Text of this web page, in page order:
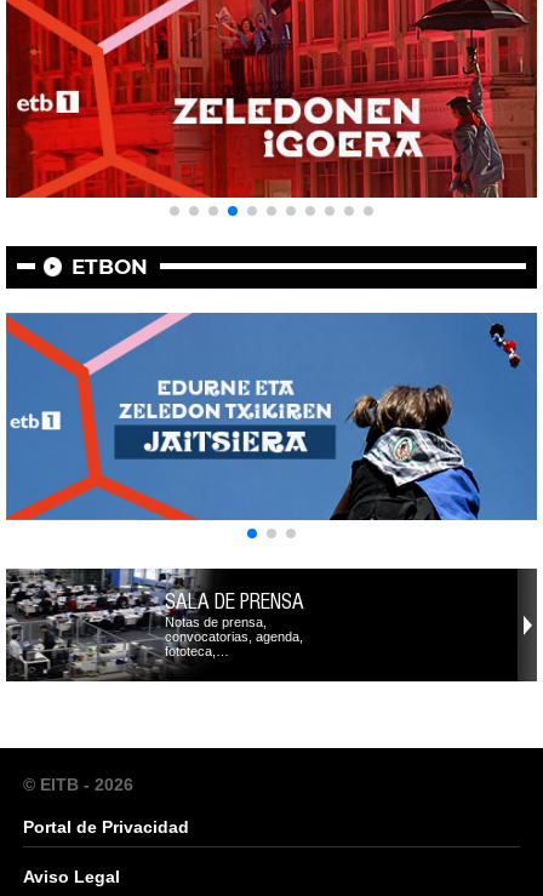
ETBON
SALA DE PRENSA
Notas de prensa,
convocatorias, agenda,
fototeca,…
© EITB - 2026
Portal de Privacidad
Aviso Legal